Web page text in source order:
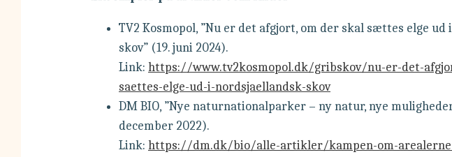
TV2 Kosmopol, ”Nu er det afgjort, om der skal sættes elge
skov” (19. juni 2024).
Link: https://www.tv2kosmopol.dk/gribskov/nu-er-det-
saettes-elge-ud-i-nordsjaellandsk-skov
DM BIO, ”Nye naturnationalparker – ny natur, nye
december 2022).
Link: https://dm.dk/bio/alle-artikler/kampen-om-